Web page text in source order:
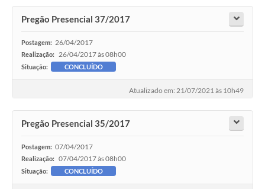
Pregão Presencial 37/2017
Postagem: 26/04/2017
Realização: 26/04/2017 às 08h00
Situação: CONCLUÍDO
Atualizado em: 21/07/2021 às 10h49
Pregão Presencial 35/2017
Postagem: 07/04/2017
Realização: 07/04/2017 às 08h00
Situação: CONCLUÍDO